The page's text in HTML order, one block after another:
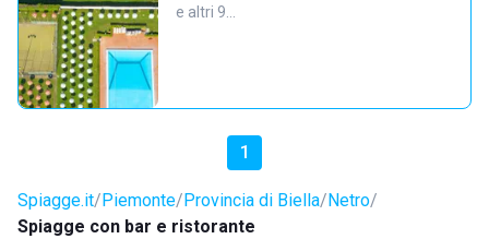
e altri 9…
1
Spiagge.it Piemonte Provincia di Biella Netro
Spiagge con bar e ristorante